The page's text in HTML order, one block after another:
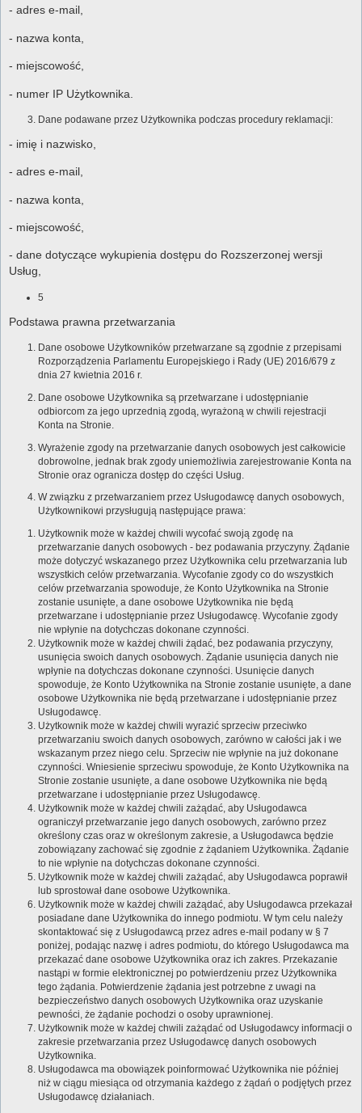
- adres e-mail,
- nazwa konta,
- miejscowość,
- numer IP Użytkownika.
Dane podawane przez Użytkownika podczas procedury reklamacji:
- imię i nazwisko,
- adres e-mail,
- nazwa konta,
- miejscowość,
- dane dotyczące wykupienia dostępu do Rozszerzonej wersji
Usług,
5
Podstawa prawna przetwarzania
Dane osobowe Użytkowników przetwarzane są zgodnie z przepisami
Rozporządzenia Parlamentu Europejskiego i Rady (UE) 2016/679 z
dnia 27 kwietnia 2016 r.
Dane osobowe Użytkownika są przetwarzane i udostępnianie
odbiorcom za jego uprzednią zgodą, wyrażoną w chwili rejestracji
Konta na Stronie.
Wyrażenie zgody na przetwarzanie danych osobowych jest całkowicie
dobrowolne, jednak brak zgody uniemożliwia zarejestrowanie Konta na
Stronie oraz ogranicza dostęp do części Usług.
W związku z przetwarzaniem przez Usługodawcę danych osobowych,
Użytkownikowi przysługują następujące prawa:
Użytkownik może w każdej chwili wycofać swoją zgodę na
przetwarzanie danych osobowych - bez podawania przyczyny. Żądanie
może dotyczyć wskazanego przez Użytkownika celu przetwarzania lub
wszystkich celów przetwarzania. Wycofanie zgody co do wszystkich
celów przetwarzania spowoduje, że Konto Użytkownika na Stronie
zostanie usunięte, a dane osobowe Użytkownika nie będą
przetwarzane i udostępnianie przez Usługodawcę. Wycofanie zgody
nie wpłynie na dotychczas dokonane czynności.
Użytkownik może w każdej chwili żądać, bez podawania przyczyny,
usunięcia swoich danych osobowych. Żądanie usunięcia danych nie
wpłynie na dotychczas dokonane czynności. Usunięcie danych
spowoduje, że Konto Użytkownika na Stronie zostanie usunięte, a dane
osobowe Użytkownika nie będą przetwarzane i udostępnianie przez
Usługodawcę.
Użytkownik może w każdej chwili wyrazić sprzeciw przeciwko
przetwarzaniu swoich danych osobowych, zarówno w całości jak i we
wskazanym przez niego celu. Sprzeciw nie wpłynie na już dokonane
czynności. Wniesienie sprzeciwu spowoduje, że Konto Użytkownika na
Stronie zostanie usunięte, a dane osobowe Użytkownika nie będą
przetwarzane i udostępnianie przez Usługodawcę.
Użytkownik może w każdej chwili zażądać, aby Usługodawca
ograniczył przetwarzanie jego danych osobowych, zarówno przez
określony czas oraz w określonym zakresie, a Usługodawca będzie
zobowiązany zachować się zgodnie z żądaniem Użytkownika. Żądanie
to nie wpłynie na dotychczas dokonane czynności.
Użytkownik może w każdej chwili zażądać, aby Usługodawca poprawił
lub sprostował dane osobowe Użytkownika.
Użytkownik może w każdej chwili zażądać, aby Usługodawca przekazał
posiadane dane Użytkownika do innego podmiotu. W tym celu należy
skontaktować się z Usługodawcą przez adres e-mail podany w § 7
poniżej, podając nazwę i adres podmiotu, do którego Usługodawca ma
przekazać dane osobowe Użytkownika oraz ich zakres. Przekazanie
nastąpi w formie elektronicznej po potwierdzeniu przez Użytkownika
tego żądania. Potwierdzenie żądania jest potrzebne z uwagi na
bezpieczeństwo danych osobowych Użytkownika oraz uzyskanie
pewności, że żądanie pochodzi o osoby uprawnionej.
Użytkownik może w każdej chwili zażądać od Usługodawcy informacji o
zakresie przetwarzania przez Usługodawcę danych osobowych
Użytkownika.
Usługodawca ma obowiązek poinformować Użytkownika nie później
niż w ciągu miesiąca od otrzymania każdego z żądań o podjętych przez
Usługodawcę działaniach.